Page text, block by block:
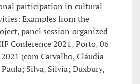
participation in cultural
Examples from the
panel session organized
Conference 2021, Porto, 06
(com Carvalho, Cláudia
Silva, Sílvia; Duxbury,